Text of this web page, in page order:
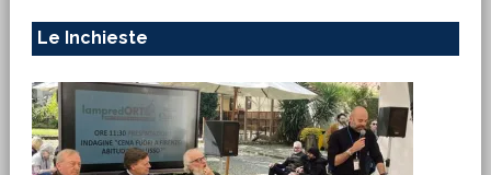
Le Inchieste